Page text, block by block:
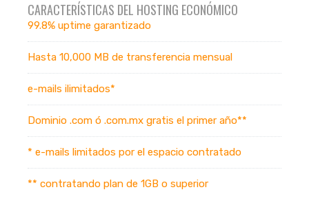
CARACTERÍSTICAS DEL HOSTING ECONÓMICO
99.8% uptime garantizado
Hasta 10,000 MB de transferencia mensual
e-mails ilimitados*
Dominio .com ó .com.mx gratis el primer año**
* e-mails limitados por el espacio contratado
** contratando plan de 1GB o superior